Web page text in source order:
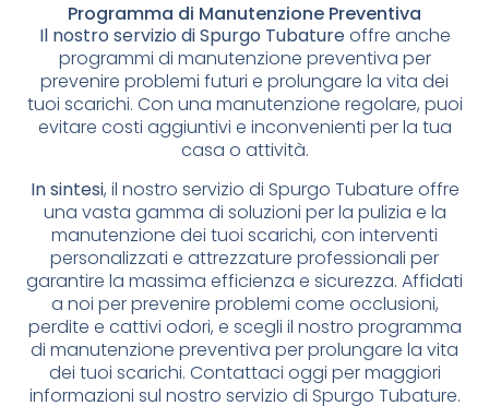
Programma di Manutenzione Preventiva
Il nostro servizio di Spurgo Tubatureoffre anche
programmi di manutenzione preventiva per
prevenire problemi futuri e prolungare la vita dei
tuoi scarichi. Con una manutenzione regolare, puoi
evitare costi aggiuntivi e inconvenienti per la tua
casa o attività.
In sintesi, il nostro servizio di Spurgo Tubature offre
una vasta gamma di soluzioni per la pulizia e la
manutenzione dei tuoi scarichi, con interventi
personalizzati e attrezzature professionali per
garantire la massima efficienza e sicurezza. Affidati
a noi per prevenire problemi come occlusioni,
perdite e cattivi odori, e scegli il nostro programma
di manutenzione preventiva per prolungare la vita
dei tuoi scarichi. Contattaci oggi per maggiori
informazioni sul nostro servizio di Spurgo Tubature.